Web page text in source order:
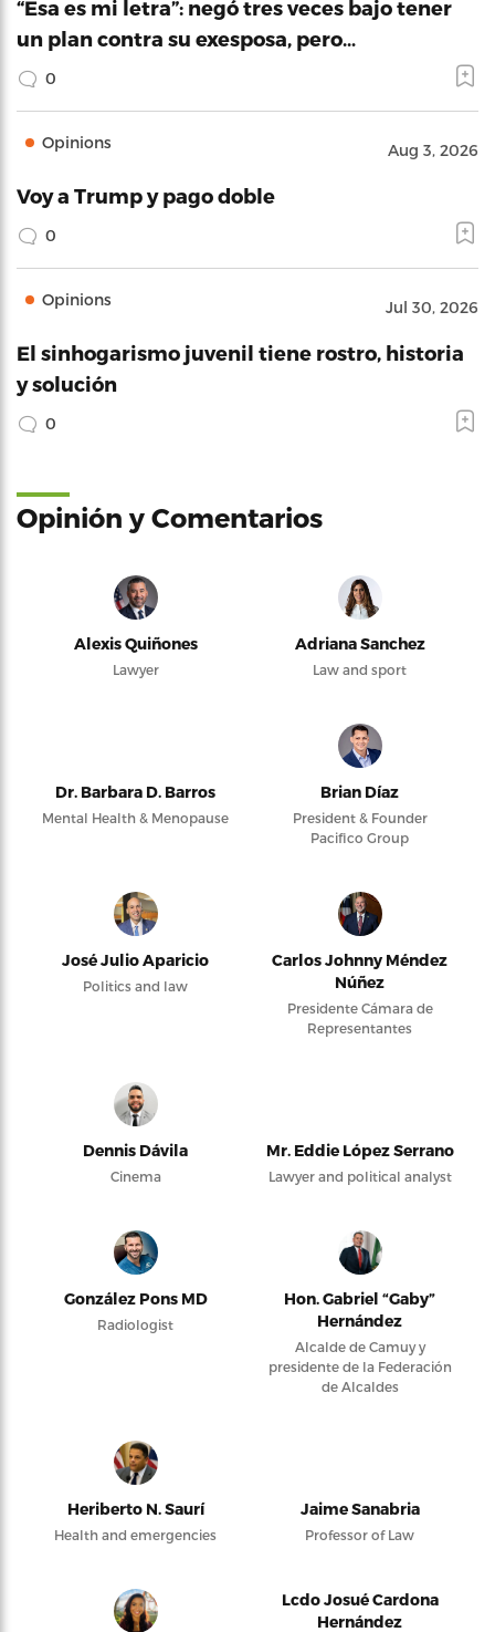
“Esa es mi letra”: negó tres veces bajo tener
un plan contra su exesposa, pero…
0
Opinions Aug 3, 2026
Voy a Trump y pago doble
0
Opinions Jul 30, 2026
El sinhogarismo juvenil tiene rostro, historia
y solución
0
Opinión y Comentarios
Alexis Quiñones
Lawyer
Adriana Sanchez
Law and sport
Dr. Barbara D. Barros
Mental Health & Menopause
Brian Díaz
President & Founder
Pacifico Group
José Julio Aparicio
Politics and law
Carlos Johnny Méndez
Núñez
Presidente Cámara de
Representantes
Dennis Dávila
Cinema
Mr. Eddie López Serrano
Lawyer and political analyst
González Pons MD
Radiologist
Hon. Gabriel “Gaby”
Hernández
Alcalde de Camuy y
presidente de la Federación
de Alcaldes
Heriberto N. Saurí
Health and emergencies
Jaime Sanabria
Professor of Law
Lcdo Josué Cardona
Hernández